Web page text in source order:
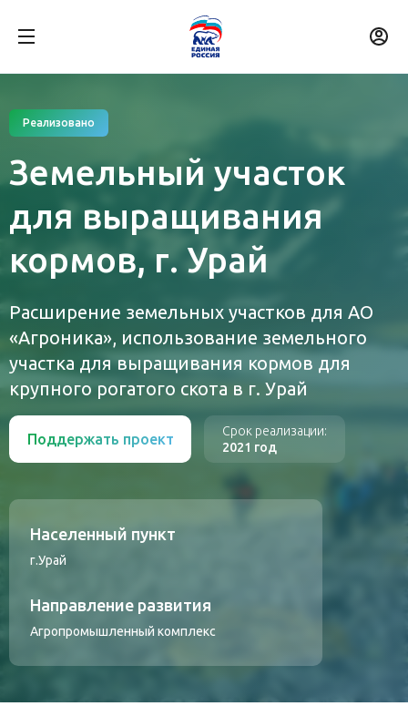
Реализовано
Земельный участок
для выращивания
кормов, г. Урай
Расширение земельных участков для АО
«Агроника», использование земельного
участка для выращивания кормов для
крупного рогатого скота в г. Урай
Поддержать проект
Срок реализации:
2021 год
Населенный пункт
г.Урай
Направление развития
Агропромышленный комплекс